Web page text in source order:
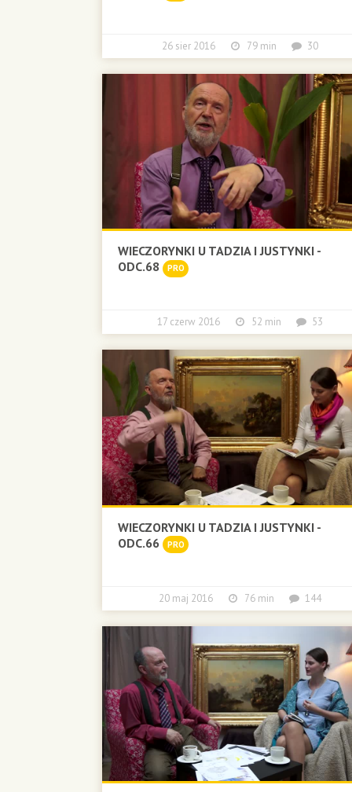
26 sier 2016 79 min 30
WIECZORYNKI U TADZIA I JUSTYNKI -
ODC.68
PRO
17 czerw 2016 52 min 53
WIECZORYNKI U TADZIA I JUSTYNKI -
ODC.66
PRO
20 maj 2016 76 min 144